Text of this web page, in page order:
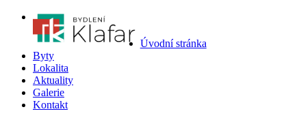
Úvodní stránka
Byty
Lokalita
Aktuality
Galerie
Kontakt